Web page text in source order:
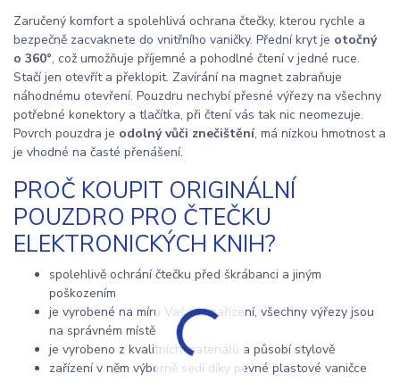
Zaručený komfort a spolehlivá ochrana čtečky, kterou rychle a
bezpečně zacvaknete do vnitřního vaničky. Přední kryt je otočný
o 360°, což umožňuje příjemné a pohodlné čtení v jedné ruce.
Stačí jen otevřít a překlopit. Zavírání na magnet zabraňuje
náhodnému otevření. Pouzdru nechybí přesné výřezy na všechny
potřebné konektory a tlačítka, při čtení vás tak nic neomezuje.
Povrch pouzdra je odolný vůči znečištění, má nízkou hmotnost a
je vhodné na časté přenášení.
PROČ KOUPIT ORIGINÁLNÍ
POUZDRO PRO ČTEČKU
ELEKTRONICKÝCH KNIH?
spolehlivě ochrání čtečku před škrábanci a jiným
poškozením
je vyrobené na míru Vašeho zařízení, všechny výřezy jsou
na správném místě
je vyrobeno z kvalitních materiálů a působí stylově
zařízení v něm výborně sedí díky pevné plastové vaničce